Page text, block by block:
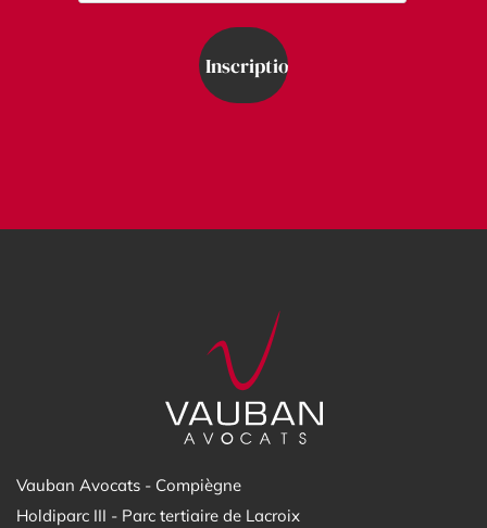
Vauban Avocats - Compiègne
Holdiparc III - Parc tertiaire de Lacroix